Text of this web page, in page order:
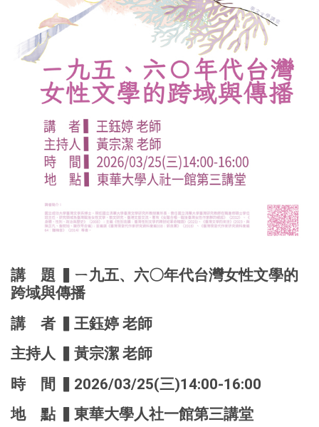
講 題 ▍ㄧ九五、六〇年代台灣女性文學的
跨域與傳播
講 者 ▍王鈺婷 老師
主持人 ▍黃宗潔 老師
時 間 ▍2026/03/25(三)14:00-16:00
地 點 ▍東華大學人社一館第三講堂